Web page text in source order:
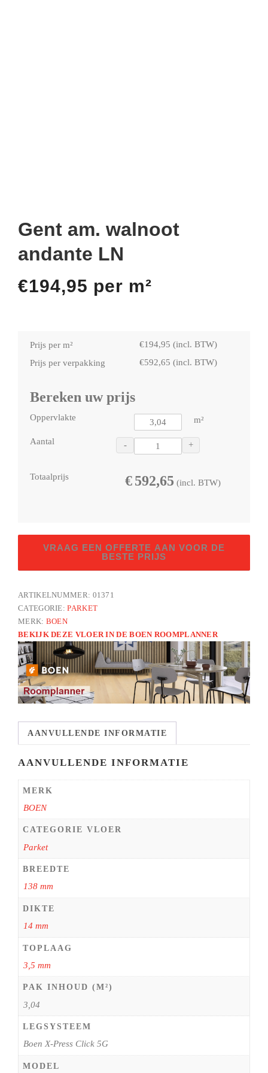
Gent am. walnoot
andante LN
€194,95 per m²
Prijs per m² €194,95 (incl. BTW)
Prijs per verpakking
€592,65 (incl. BTW)
Bereken uw prijs
Oppervlakte m²
Aantal - +
Totaalprijs €592,65 (incl. BTW)
walnoot
aantal
VRAAG EEN OFFERTE AAN VOOR DE
BESTE PRIJS
ARTIKELNUMMER: 01371
CATEGORIE:PARKET
MERK: BOEN
BEKIJK DEZE VLOER IN DE BOEN ROOMPLANNER
AANVULLENDE INFORMATIE
AANVULLENDE INFORMATIE
MERK
BOEN
CATEGORIE VLOER
Parket
BREEDTE
138 mm
DIKTE
14 mm
TOPLAAG
3,5 mm
PAK INHOUD (M²)
3,04
LEGSYSTEEM
Boen X-Press Click 5G
MODEL